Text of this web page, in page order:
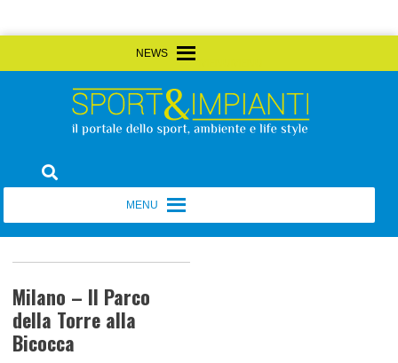
to
Sport&Impianti
Milano – Il Parco
della Torre alla
Bicocca